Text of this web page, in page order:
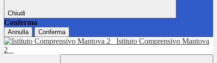
Chiudi
Conferma
Annulla Conferma
Istituto Comprensivo Mantova
2